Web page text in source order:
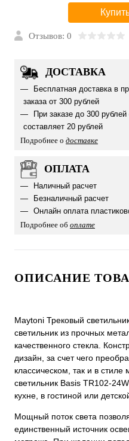
Отзывов: 0
ДОСТАВКА
Бесплатная доставка в
заказа от 300 рублей
При заказе до 300
составляет 20 рублей
Подробнее о доставке
ОПЛАТА
Наличный расчет
Безналичный расчет
Онлайн оплата
Подробнее об оплате
ОПИСАНИЕ
Maytoni Трековый
светильник из прочных
качественного стекла.
дизайн, за счет чего
классическом, так и в
светильник Basis TR102-
кухне, в гостиной или
Мощный поток света
единственный источник